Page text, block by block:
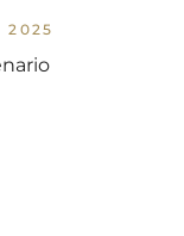
2025